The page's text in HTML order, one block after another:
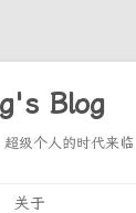
Blog
超级个人的时代来临
关于